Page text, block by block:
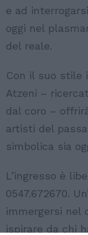
e ad
oggi nel
del reale.
Con il suo stile
Atzeni –
dal coro –
artisti del
simbolica sia
L’ingresso è
0547.672670.
immergersi nel
ispirare da chi